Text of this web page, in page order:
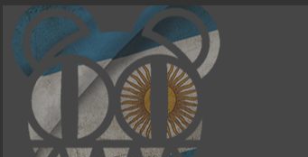
Saltar
contenido